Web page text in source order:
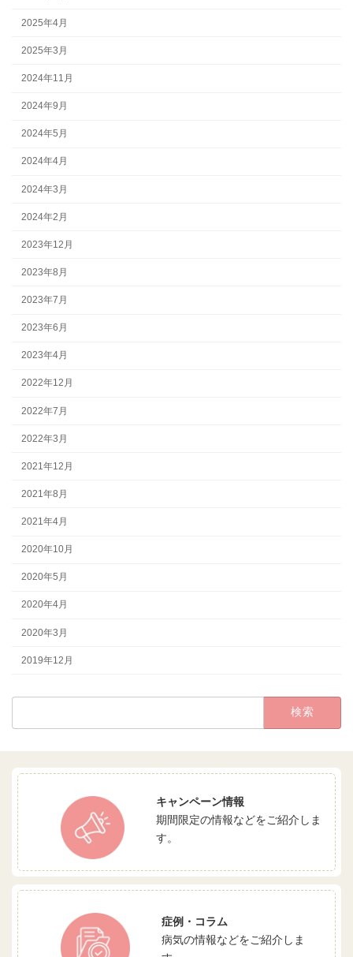
2025年4月
2025年3月
2024年11月
2024年9月
2024年5月
2024年4月
2024年3月
2024年2月
2023年12月
2023年8月
2023年7月
2023年6月
2023年4月
2022年12月
2022年7月
2022年3月
2021年12月
2021年8月
2021年4月
2020年10月
2020年5月
2020年4月
2020年3月
2019年12月
検
キャンペーン情報
期間限定の情報などをご紹介しま
す。
症例・コラム
病気の情報などをご紹介しま